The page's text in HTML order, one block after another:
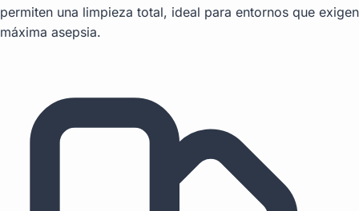
permiten una limpieza total, ideal para entornos que exigen
máxima asepsia.